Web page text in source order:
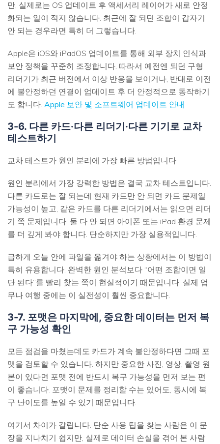
만, 실제로는 OS 업데이트 후 액세서리 레이어가 새로 안정
화되는 일이 적지 않습니다. 최근에 잘 되던 조합이 갑자기
안 되는 경우라면 특히 더 그렇습니다.
Apple은 iOS와 iPadOS 업데이트를 통해 외부 장치 인식과
보안 정책을 꾸준히 조정합니다. 따라서 예전엔 되던 구형
리더기가 최근 버전에서 이상 반응을 보이거나, 반대로 이전
에 불안정하던 연결이 업데이트 후 더 안정적으로 동작하기
도 합니다. Apple 보안 및 소프트웨어 업데이트 안내
3-6. 다른 카드·다른 리더기·다른 기기로 교차
테스트하기
교차 테스트가 원인 분리에 가장 빠른 방법입니다.
원인 분리에서 가장 강력한 방법은 결국 교차 테스트입니다.
다른 카드로는 잘 되는데 현재 카드만 안 되면 카드 문제일
가능성이 높고, 같은 카드를 다른 리더기에서는 읽으면 리더
기 쪽 문제입니다. 둘 다 안 되면 아이폰 또는 iPad 환경 문제
를 더 깊게 봐야 합니다. 단순하지만 가장 실용적입니다.
급하게 오늘 안에 파일을 옮겨야 하는 상황에서는 이 방법이
특히 유용합니다. 완벽한 원인 분석보다 “어떤 조합이면 일
단 된다”를 빨리 찾는 쪽이 현실적이기 때문입니다. 실제 업
무나 여행 중에는 이 실전성이 훨씬 중요합니다.
3-7. 포맷은 마지막에, 중요한 데이터는 먼저 복
구 가능성 확인
모든 점검을 마쳤는데도 카드가 계속 불안정하다면 그때 포
맷을 검토할 수 있습니다. 하지만 중요한 사진, 영상, 촬영 원
본이 있다면 포맷 전에 반드시 복구 가능성을 먼저 보는 편
이 좋습니다. 포맷이 문제를 정리할 수는 있어도, 동시에 복
구 난이도를 높일 수 있기 때문입니다.
여기서 차이가 갈립니다. 단순 사용 팁을 찾는 사람은 이 문
장을 지나치기 쉽지만, 실제로 데이터 손실을 겪어 본 사람